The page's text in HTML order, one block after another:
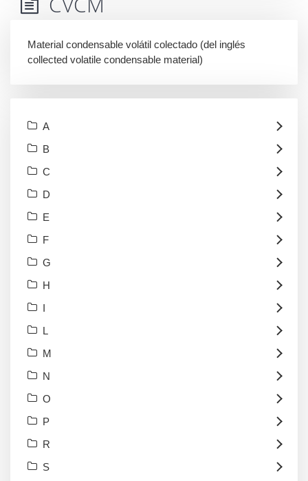
Material condensable volátil colectado (del inglés
collected volatile condensable material)
A
B
C
D
E
F
G
H
I
L
M
N
O
P
R
S